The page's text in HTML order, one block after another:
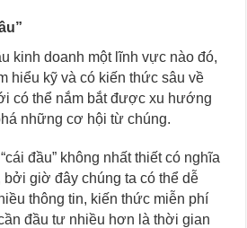
kinh doanh một lĩnh vực nào đó,
hiểu kỹ và có kiến thức sâu về
có thể nắm bắt được xu hướng
những cơ hội từ chúng.
đầu” không nhất thiết có nghĩa
bởi giờ đây chúng ta có thể dễ
thông tin, kiến thức miễn phí
đầu tư nhiều hơn là thời gian